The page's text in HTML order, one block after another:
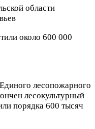
около 600 000
лесопожарного
лесокультурный
порядка 600 тысяч